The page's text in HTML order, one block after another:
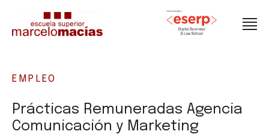
EMPLEO
Prácticas Remuneradas Agencia
Comunicación y Marketing